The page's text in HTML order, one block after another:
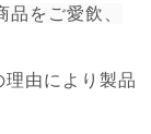
をご愛飲、
由により製品